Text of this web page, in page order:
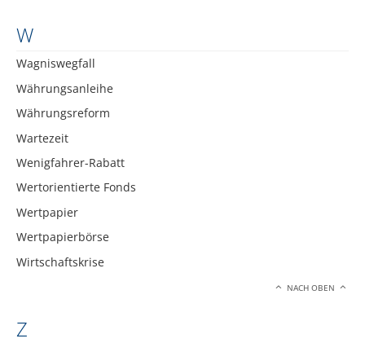
W
Wagniswegfall
Währungsanleihe
Währungsreform
Wartezeit
Wenigfahrer-Rabatt
Wertorientierte Fonds
Wertpapier
Wertpapierbörse
Wirtschaftskrise
NACH OBEN
Z